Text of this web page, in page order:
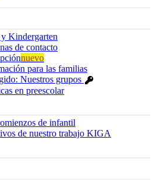
Kindergarten
de contacto
nuevo
para las familias
Nuestros grupos
en preescolar
de infantil
de nuestro trabajo KIGA